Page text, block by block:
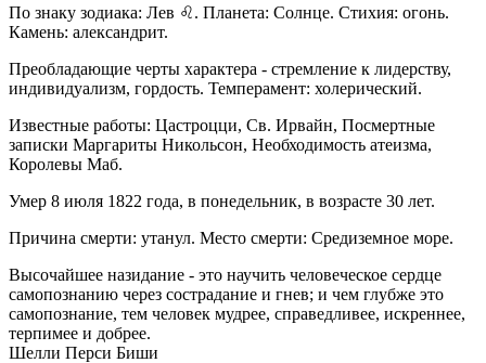
По знаку зодиака: Лев ♌. Планета: Солнце. Стихия: огонь.
Камень: александрит.
Преобладающие черты характера - стремление к лидерству,
индивидуализм, гордость. Темперамент: холерический.
Известные работы: Цастроцци, Св. Ирвайн, Посмертные
записки Маргариты Никольсон, Необходимость атеизма,
Королевы Маб.
Умер 8 июля 1822 года, в понедельник, в возрасте 30 лет.
Причина смерти: утанул. Место смерти: Средиземное море.
Высочайшее назидание - это научить человеческое сердце
самопознанию через сострадание и гнев; и чем глубже это
самопознание, тем человек мудрее, справедливее, искреннее,
терпимее и добрее.
Шелли Перси Биши